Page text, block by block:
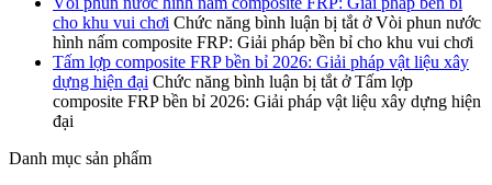
cho khu vui chơi Chức năng bình luận bị tắt ở Vòi phun nước
hình nấm composite FRP: Giải pháp bền bỉ cho khu vui chơi
Tấm lợp composite FRP bền bỉ 2026: Giải pháp vật liệu xây
dựng hiện đại Chức năng bình luận bị tắt ở Tấm lợp
composite FRP bền bỉ 2026: Giải pháp vật liệu xây dựng hiện
đại
Danh mục sản phẩm